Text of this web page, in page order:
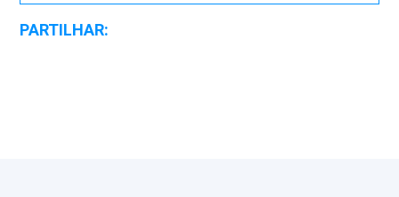
PARTILHAR: